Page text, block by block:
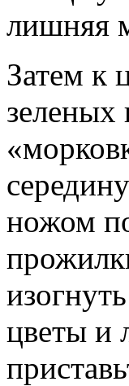
лишняя
Затем к
зеленых
ножом
цветы и